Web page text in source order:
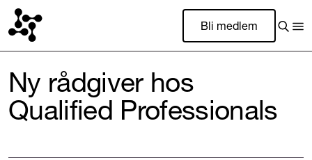
Bli medlem
Ny rådgiver hos
Qualified Professionals